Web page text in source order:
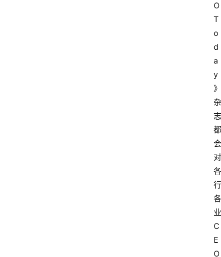
O
T
o
d
a
y
》
杂
志
都
会
对
各
行
各
业
C
E
O